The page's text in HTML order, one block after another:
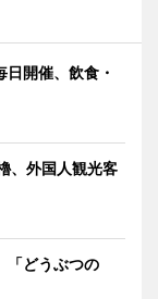
開催、飲食・
、外国人観光客
どうぶつの